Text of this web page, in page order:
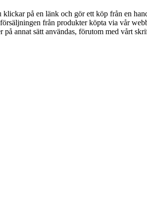
på en länk och gör ett köp från en
från produkter köpta via vår
på annat sätt användas, förutom med vårt